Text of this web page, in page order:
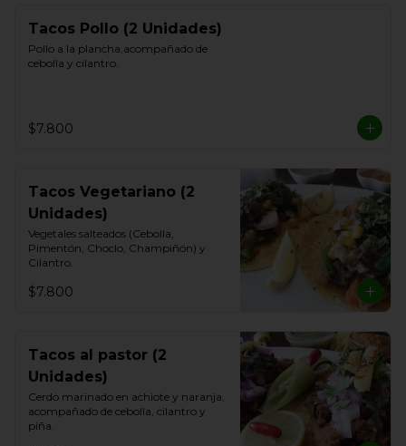
Tacos Pollo (2 Unidades)
Pollo a la plancha,acompañado de
cebolla y cilantro.
$7.800
Tacos Vegetariano (2
Unidades)
Vegetales salteados (Cebolla,
Pimentón, Choclo, Champiñón) y
Cilantro.
$7.800
Tacos al pastor (2
Unidades)
Cerdo marinado en achiote y naranja,
acompañado de cebolla, cilantro y
piña.